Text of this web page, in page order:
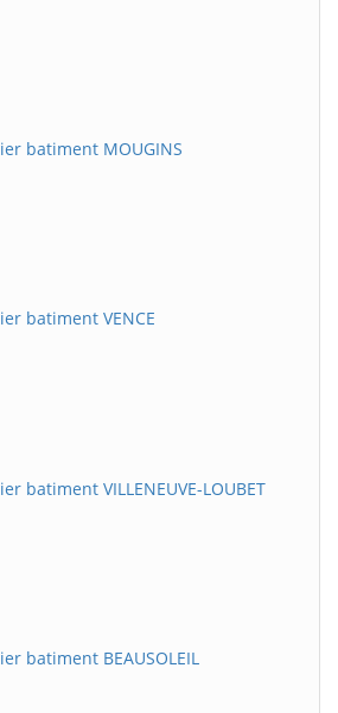
batiment MOUGINS
batiment VENCE
batiment VILLENEUVE-LOUBET
batiment BEAUSOLEIL